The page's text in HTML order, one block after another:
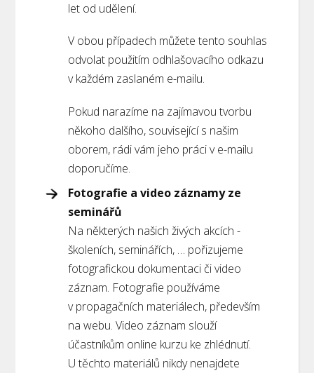
let od udělení.
V obou případech můžete tento souhlas
odvolat použitím odhlašovacího odkazu
v každém zaslaném e-mailu.
Pokud narazíme na zajímavou tvorbu
někoho dalšího, související s našim
oborem, rádi vám jeho práci v e-mailu
doporučíme.
Fotografie a video záznamy ze
seminářů
Na některých našich živých akcích -
školeních, seminářích, … pořizujeme
fotografickou dokumentaci či video
záznam. Fotografie používáme
v propagačních materiálech, především
na webu. Video záznam slouží
účastníkům online kurzu ke zhlédnutí.
U těchto materiálů nikdy nenajdete